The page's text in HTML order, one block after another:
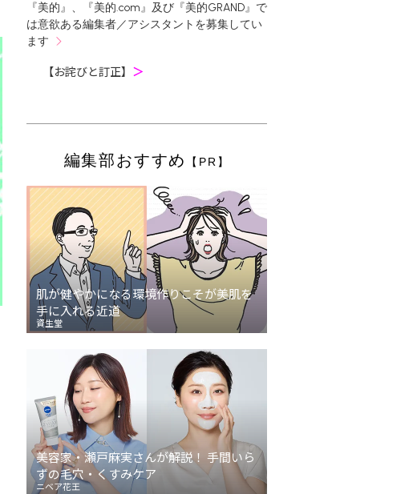
『美的』、『美的.com』及び『美的GRAND』で
は意欲ある編集者／アシスタントを募集してい
ます
【お詫びと訂正】 ＞
編集部おすすめ 【PR】
肌が健やかになる環境作りこそが美肌を
手に入れる近道
資生堂
美容家・瀬戸麻実さんが解説！ 手間いら
ずの毛穴・くすみケア
ニベア花王